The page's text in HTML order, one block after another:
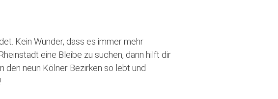
Kein Wunder, dass es immer mehr
eine Bleibe zu suchen, dann hilft dir
neun Kölner Bezirken so lebt und